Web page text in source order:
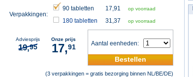
Verpakkingen:
90 tabletten 17,91 op voorraad
180 tabletten 31,37 op voorraad
Aantal eenheden:
Bestellen
Adviesprijs
19,95
Onze prijs
17,91
(3 verpakkingen = gratis bezorging binnen NL/BE/DE)